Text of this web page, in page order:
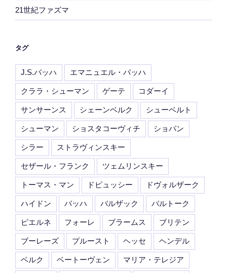
21世紀ファズマ
タグ
J.S.バッハ エマニュエル・バッハ
クララ・シューマン ゲーテ コダーイ
サンサーンス シェーンベルク シューベルト
シューマン ショスタコーヴィチ ショパン
シラー ストラヴィンスキー
セザール・フランク ツェムリンスキー
トーマス・マン ドビュッシー ドヴォルザーク
ハイドン バッハ バルザック バルトーク
ピエルネ フォーレ ブラームス ブリテン
ブーレーズ プルースト ヘッセ ヘンデル
ベルク ベートーヴェン マリア・テレジア